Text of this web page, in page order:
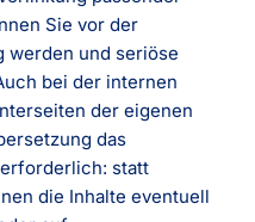
Sie vor der
werden und seriöse
bei der internen
der eigenen
das
statt
die Inhalte eventuell